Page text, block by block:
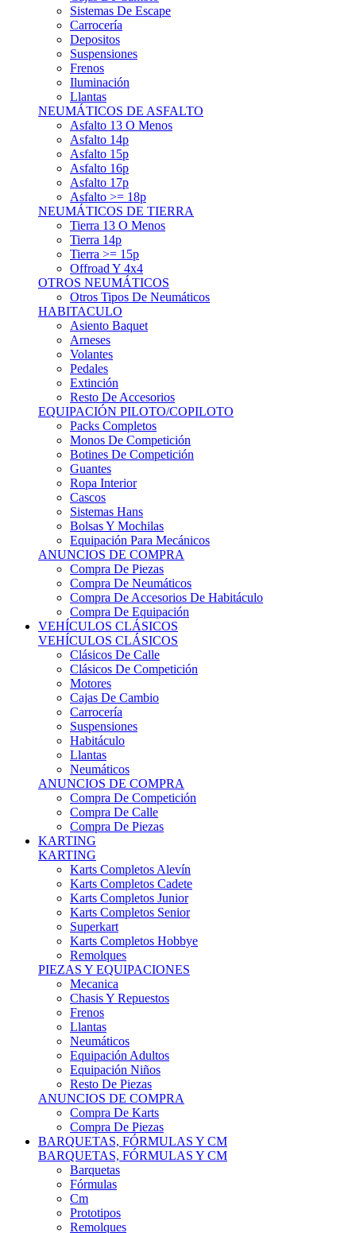
Carrocería
Depositos
Suspensiones
Frenos
Iluminación
Llantas
NEUMÁTICOS DE ASFALTO
Asfalto 13 O Menos
Asfalto 14p
Asfalto 15p
Asfalto 16p
Asfalto 17p
Asfalto >= 18p
NEUMÁTICOS DE TIERRA
Tierra 13 O Menos
Tierra 14p
Tierra >= 15p
Offroad Y 4x4
OTROS NEUMÁTICOS
Otros Tipos De Neumáticos
HABITACULO
Asiento Baquet
Arneses
Volantes
Pedales
Extinción
Resto De Accesorios
EQUIPACIÓN PILOTO/COPILOTO
Packs Completos
Monos De Competición
Botines De Competición
Guantes
Ropa Interior
Cascos
Sistemas Hans
Bolsas Y Mochilas
Equipación Para Mecánicos
ANUNCIOS DE COMPRA
Compra De Piezas
Compra De Neumáticos
Compra De Accesorios De Habitáculo
Compra De Equipación
VEHÍCULOS CLÁSICOS
VEHÍCULOS CLÁSICOS
Clásicos De Calle
Clásicos De Competición
Motores
Cajas De Cambio
Carrocería
Suspensiones
Habitáculo
Llantas
Neumáticos
ANUNCIOS DE COMPRA
Compra De Competición
Compra De Calle
Compra De Piezas
KARTING
KARTING
Karts Completos Alevín
Karts Completos Cadete
Karts Completos Junior
Karts Completos Senior
Superkart
Karts Completos Hobbye
Remolques
PIEZAS Y EQUIPACIONES
Mecanica
Chasis Y Repuestos
Frenos
Llantas
Neumáticos
Equipación Adultos
Equipación Niños
Resto De Piezas
ANUNCIOS DE COMPRA
Compra De Karts
Compra De Piezas
BARQUETAS, FÓRMULAS Y CM
BARQUETAS, FÓRMULAS Y CM
Barquetas
Fórmulas
Cm
Prototipos
Remolques
PIEZAS Y EQUIPACIONES